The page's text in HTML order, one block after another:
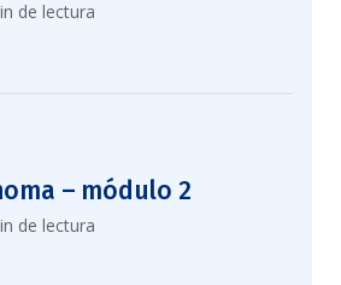
de lectura
– módulo 2
de lectura